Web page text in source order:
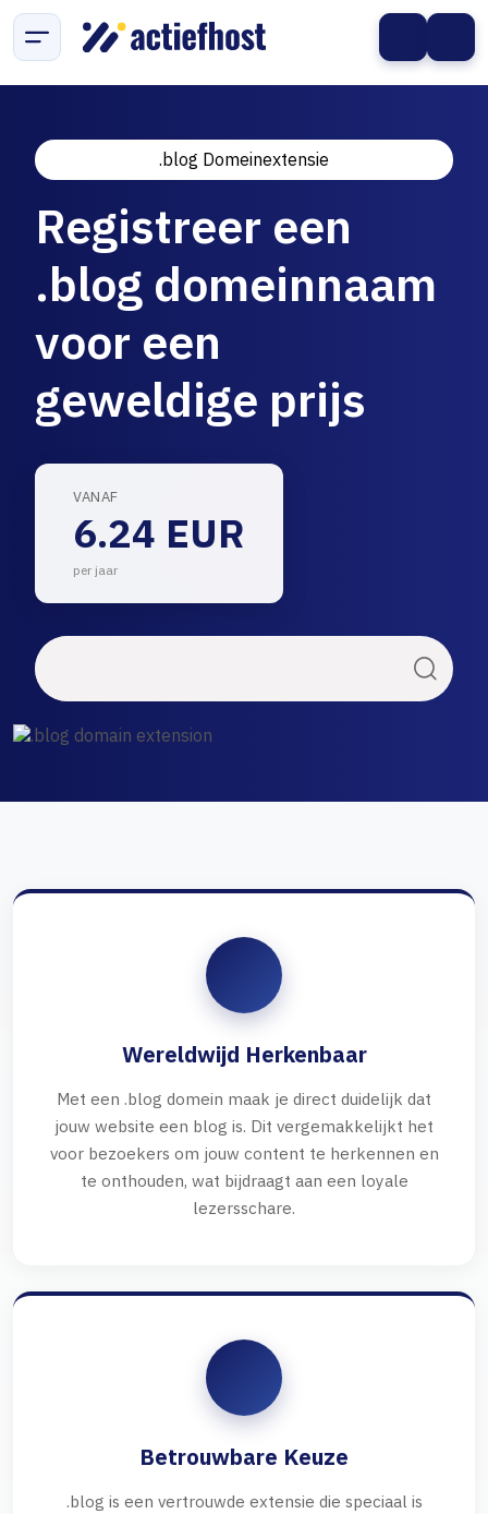
.blog Domeinextensie
Registreer een
.blog domeinnaam
voor een
geweldige prijs
VANAF
6.24 EUR
per jaar
Wereldwijd Herkenbaar
Met een .blog domein maak je direct duidelijk dat
jouw website een blog is. Dit vergemakkelijkt het
voor bezoekers om jouw content te herkennen en
te onthouden, wat bijdraagt aan een loyale
lezersschare.
Betrouwbare Keuze
.blog is een vertrouwde extensie die speciaal is